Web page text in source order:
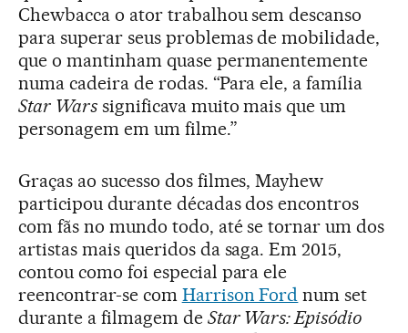
Chewbacca o ator trabalhou sem descanso
para superar seus problemas de mobilidade,
que o mantinham quase permanentemente
numa cadeira de rodas. “Para ele, a família
Star Warssignificava muito mais que um
personagem em um filme.”
Graças ao sucesso dos filmes, Mayhew
participou durante décadas dos encontros
com fãs no mundo todo, até se tornar um dos
artistas mais queridos da saga. Em 2015,
contou como foi especial para ele
reencontrar-se com Harrison Ford num set
durante a filmagem de Star Wars: Episódio